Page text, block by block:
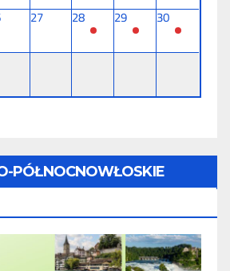
27 28 29
30
PÓŁNOCNOWŁOSKIE